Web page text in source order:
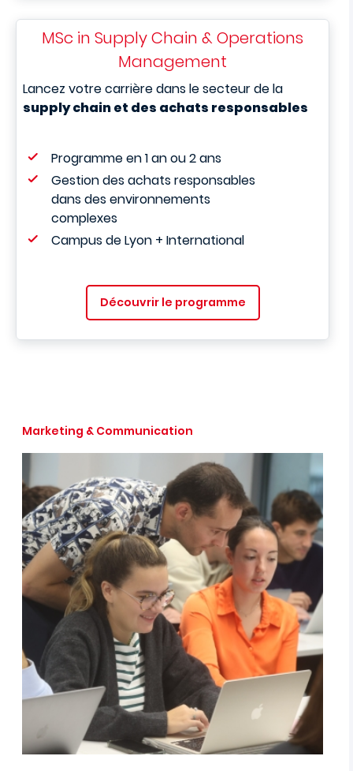
MSc in Supply Chain & Operations
Management
Lancez votre carrière dans le secteur de la
supply chain et des achats responsables
Programme en 1 an ou 2 ans
Gestion des achats responsables
dans des environnements
complexes
Campus de Lyon + International
Découvrir le programme
Marketing & Communication